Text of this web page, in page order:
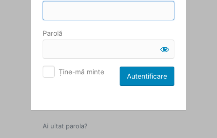
Parolă
Ține-mă minte
Ai uitat parola?